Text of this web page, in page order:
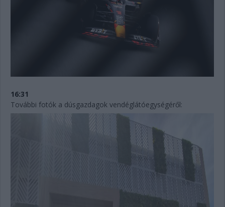
16:31
További fotók a dúsgazdagok vendéglátóegységéről: